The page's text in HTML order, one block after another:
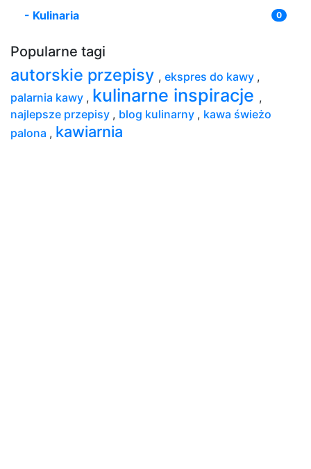
- Kulinaria 0
Popularne tagi
autorskie przepisy , ekspres do kawy ,
palarnia kawy , kulinarne inspiracje ,
najlepsze przepisy , blog kulinarny , kawa świeżo
palona , kawiarnia